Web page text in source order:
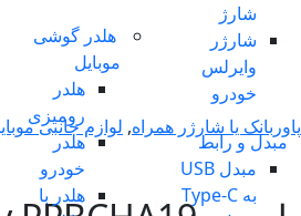
شارژ
شارژر
وایرلس
خودرو
مبدل و رابط
مبدل USB
به Type-C
هلدر گوشی
موبایل
هلدر
رومیزی
هلدر
خودرو
هلدر با
پاوربانک یا شارژر همراه, لوازم جانبی